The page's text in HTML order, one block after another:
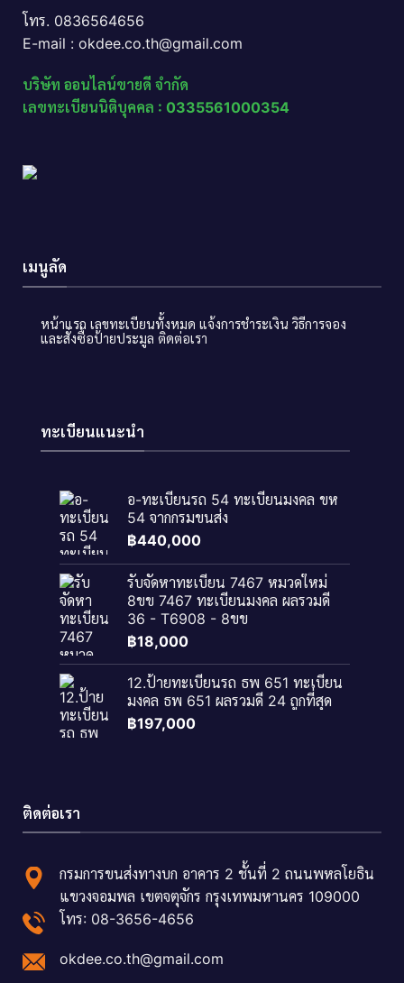
โทร. 0836564656
E-mail : okdee.co.th@gmail.com
บริษัท ออนไลน์ขายดี จำกัด
เลขทะเบียนนิติบุคคล : 0335561000354
เมนูลัด
หน้าแรก เลขทะเบียนทั้งหมด แจ้งการชำระเงิน วิธีการจอง
และสั่งซื้อป้ายประมูล ติดต่อเรา
ทะเบียนแนะนำ
อ-ทะเบียนรถ 54 ทะเบียนมงคล ขห
54 จากกรมขนส่ง
฿440,000
รับจัดหาทะเบียน 7467 หมวดใหม่
8ขข 7467 ทะเบียนมงคล ผลรวมดี
36 - T6908 - 8ขข
฿18,000
12.ป้ายทะเบียนรถ ธพ 651 ทะเบียน
มงคล ธพ 651 ผลรวมดี 24 ถูกที่สุด
฿197,000
ติดต่อเรา
กรมการขนส่งทางบก อาคาร 2 ชั้นที่ 2 ถนนพหลโยธิน
แขวงจอมพล เขตจตุจักร กรุงเทพมหานคร 109000
โทร: 08-3656-4656
okdee.co.th@gmail.com